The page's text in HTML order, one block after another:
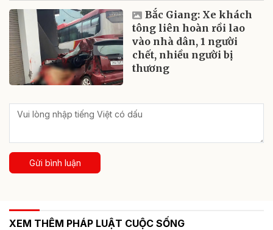
Bắc Giang: Xe khách
tông liên hoàn rồi lao
vào nhà dân, 1 người
chết, nhiều người bị
thương
Gửi bình luận
XEM THÊM PHÁP LUẬT CUỘC SỐNG